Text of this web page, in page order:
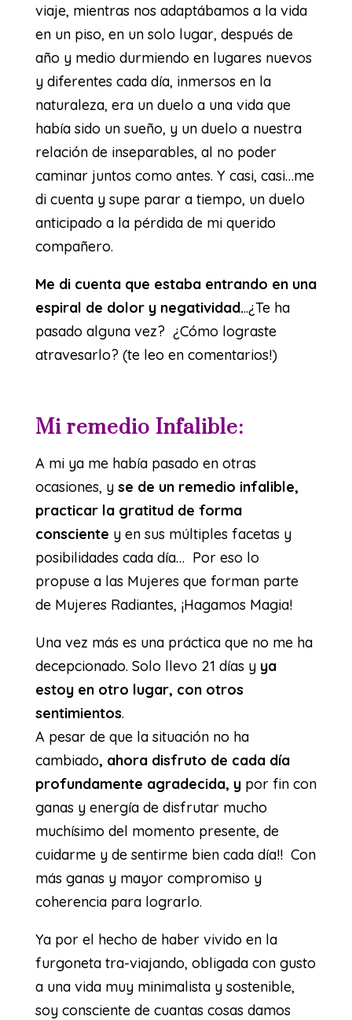
viaje, mientras nos adaptábamos a la vida
en un piso, en un solo lugar, después de
año y medio durmiendo en lugares nuevos
y diferentes cada día, inmersos en la
naturaleza, era un duelo a una vida que
había sido un sueño, y un duelo a nuestra
relación de inseparables, al no poder
caminar juntos como antes. Y casi, casi…me
di cuenta y supe parar a tiempo, un duelo
anticipado a la pérdida de mi querido
compañero.
Me di cuenta que estaba entrando en una
espiral de dolor y negatividad...¿Te ha
pasado alguna vez? ¿Cómo lograste
atravesarlo? (te leo en comentarios!)
Mi remedio Infalible:
A mi ya me había pasado en otras
ocasiones, yse de un remedio infalible,
practicar la gratitud de forma
consciente y en sus múltiples facetas y
posibilidades cada día… Por eso lo
propuse a las Mujeres que forman parte
de Mujeres Radiantes, ¡Hagamos Magia!
Una vez más es una práctica que no me ha
decepcionado. Solo llevo 21 días y ya
estoy en otro lugar, con otros
sentimientos.
A pesar de que la situación no ha
cambiado, ahora disfruto de cada día
profundamente agradecida, ypor fin con
ganas y energía de disfrutar mucho
muchísimo del momento presente, de
cuidarme y de sentirme bien cada día!! Con
más ganas y mayor compromiso y
coherencia para lograrlo.
Ya por el hecho de haber vivido en la
furgoneta tra-viajando, obligada con gusto
a una vida muy minimalista y sostenible,
soy consciente de cuantas cosas damos